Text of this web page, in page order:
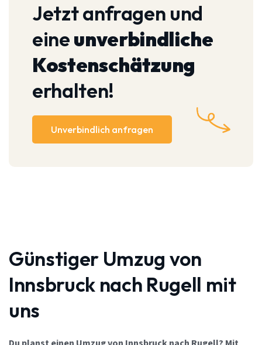
Jetzt anfragen und
eineunverbindliche
Kostenschätzung
erhalten!
Unverbindlich anfragen
Günstiger Umzug von
Innsbruck nach Rugell mit
uns